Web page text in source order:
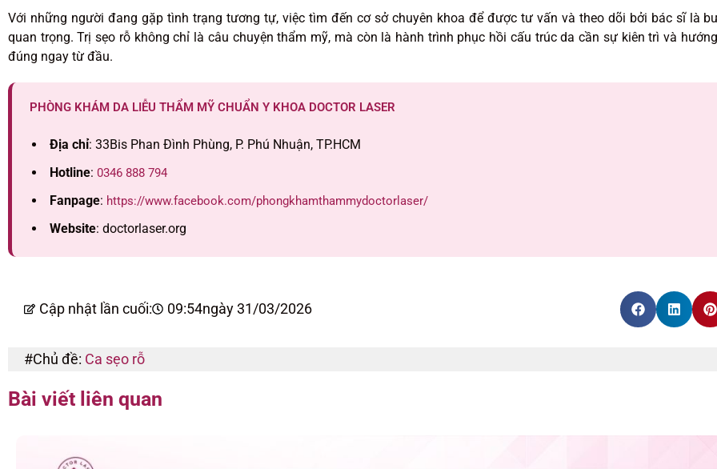
Với những người đang gặp tình trạng tương tự, việc tìm đến cơ sở chuyên khoa để được tư vấn và theo dõi bởi bác sĩ là
quan trọng. Trị sẹo rỗ không chỉ là câu chuyện thẩm mỹ, mà còn là hành trình phục hồi cấu trúc da cần sự kiên trì và
đúng ngay từ đầu.
PHÒNG KHÁM DA LIỄU THẨM MỸ CHUẨN Y KHOA DOCTOR LASER
Địa chỉ: 33Bis Phan Đình Phùng, P. Phú Nhuận, TP.HCM
Hotline: 0346 888 794
Fanpage: https://www.facebook.com/phongkhamthammydoctorlaser/
Website: doctorlaser.org
Cập nhật lần cuối: 09:54ngày 31/03/2026
#Chủ đề: Ca sẹo rỗ
Bài viết liên quan